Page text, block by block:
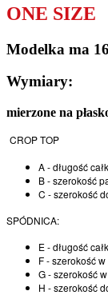
ONE SIZE
Modelka ma
Wymiary:
mierzone na
CROP TOP
A - długość
B - szerokość
C - szerokość
SPÓDNICA:
E - długość
F - szerokość
G - szerokość
H - szerokość